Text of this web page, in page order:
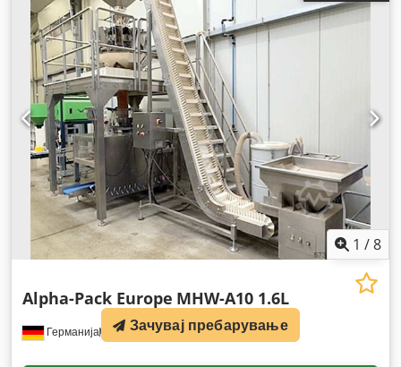
1 /8
Германија 1.369 km
Alpha-Pack Europe MHW-A10 1.6L
Зачувај пребарување